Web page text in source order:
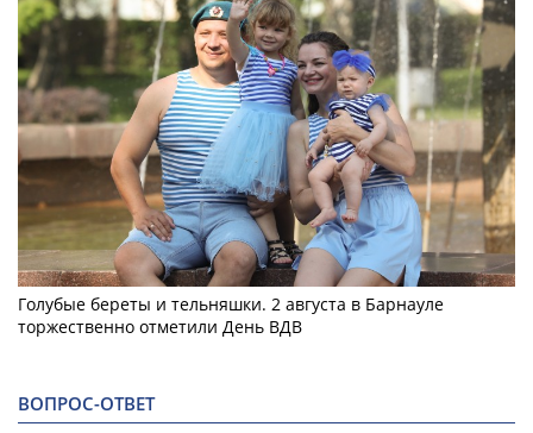
Голубые береты и тельняшки. 2 августа в Барнауле
торжественно отметили День ВДВ
ВОПРОС-ОТВЕТ